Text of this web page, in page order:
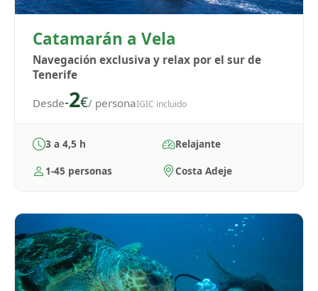
Catamarán a Vela
Navegación exclusiva y relax por el sur de
Tenerife
Desde 2€/ personaIGIC incluido
3 a 4,5 h
Relajante
1-45 personas
Costa Adeje